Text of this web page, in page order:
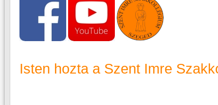
Isten hozta a Szent Imre